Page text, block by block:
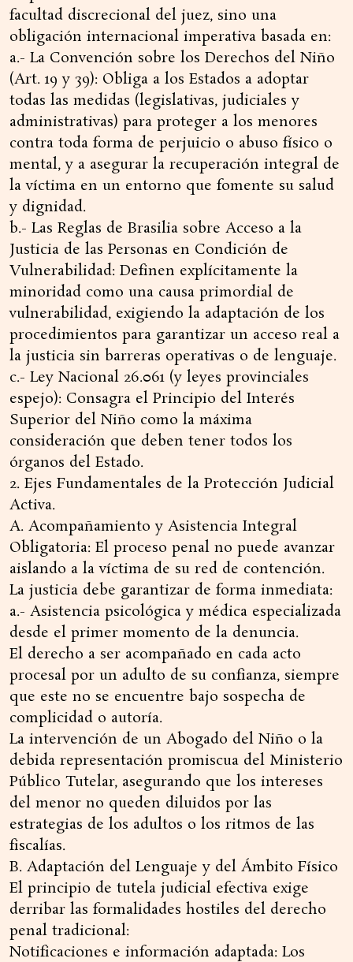
facultad discrecional del juez, sino una
obligación internacional imperativa basada en:
a.- La Convención sobre los Derechos del Niño
(Art. 19 y 39): Obliga a los Estados a adoptar
todas las medidas (legislativas, judiciales y
administrativas) para proteger a los menores
contra toda forma de perjuicio o abuso físico o
mental, y a asegurar la recuperación integral de
la víctima en un entorno que fomente su salud
y dignidad.
b.- Las Reglas de Brasilia sobre Acceso a la
Justicia de las Personas en Condición de
Vulnerabilidad: Definen explícitamente la
minoridad como una causa primordial de
vulnerabilidad, exigiendo la adaptación de los
procedimientos para garantizar un acceso real a
la justicia sin barreras operativas o de lenguaje.
c.- Ley Nacional 26.061 (y leyes provinciales
espejo): Consagra el Principio del Interés
Superior del Niño como la máxima
consideración que deben tener todos los
órganos del Estado.
2. Ejes Fundamentales de la Protección Judicial
Activa.
A. Acompañamiento y Asistencia Integral
Obligatoria: El proceso penal no puede avanzar
aislando a la víctima de su red de contención.
La justicia debe garantizar de forma inmediata:
a.- Asistencia psicológica y médica especializada
desde el primer momento de la denuncia.
El derecho a ser acompañado en cada acto
procesal por un adulto de su confianza, siempre
que este no se encuentre bajo sospecha de
complicidad o autoría.
La intervención de un Abogado del Niño o la
debida representación promiscua del Ministerio
Público Tutelar, asegurando que los intereses
del menor no queden diluidos por las
estrategias de los adultos o los ritmos de las
fiscalías.
B. Adaptación del Lenguaje y del Ámbito Físico
El principio de tutela judicial efectiva exige
derribar las formalidades hostiles del derecho
penal tradicional:
Notificaciones e información adaptada: Los